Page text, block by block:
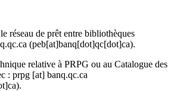
réseau de prêt entre bibliothèques
(peb[at]banq[dot]qc[dot]ca).
relative à PRPG ou au Catalogue des
: prpg [at] banq.qc.ca
.